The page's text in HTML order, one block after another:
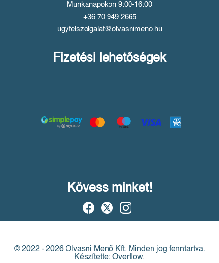
Munkanapokon 9:00-16:00
+36 70 949 2665
ugyfelszolgalat@olvasnimeno.hu
Fizetési lehetőségek
Kövess minket!
© 2022 - 2026 Olvasni Menő Kft. Minden jog fenntartva.
Készítette: Overflow.